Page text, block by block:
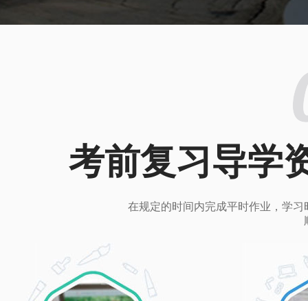
考前复习导学
在规定的时间内完成平时作业，学